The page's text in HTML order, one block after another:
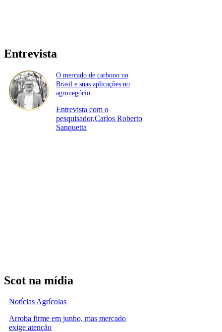
Entrevista
O mercado de carbono no
Brasil e suas aplicações no
agronegócio
Entrevista com o
pesquisador,Carlos Roberto
Sanquetta
Scot na mídia
Notícias Agrícolas
Arroba firme em junho, mas mercado
exige atenção